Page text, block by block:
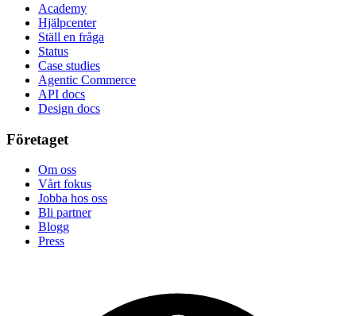
Academy
Hjälpcenter
Ställ en fråga
Status
Case studies
Agentic Commerce
API docs
Design docs
Företaget
Om oss
Vårt fokus
Jobba hos oss
Bli partner
Blogg
Press